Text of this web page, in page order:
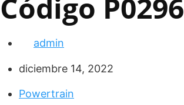
Código P0296
admin
diciembre 14, 2022
Powertrain